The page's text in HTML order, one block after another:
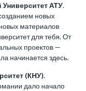
Университет АТУ.
новых
материалов
для тебя. От
проектов —
начинается здесь.
(КНУ).
дало начало